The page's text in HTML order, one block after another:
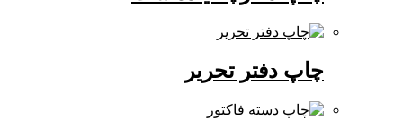
چاپ دفتر تحریر